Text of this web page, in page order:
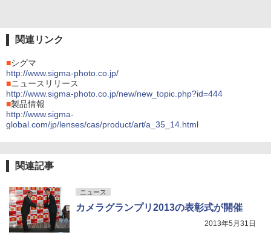
関連リンク
■シグマ
http://www.sigma-photo.co.jp/
■ニュースリリース
http://www.sigma-photo.co.jp/new/new_topic.php?id=444
■製品情報
http://www.sigma-
global.com/jp/lenses/cas/product/art/a_35_14.html
関連記事
ニュース
カメラグランプリ2013の表彰式が開催
2013年5月31日